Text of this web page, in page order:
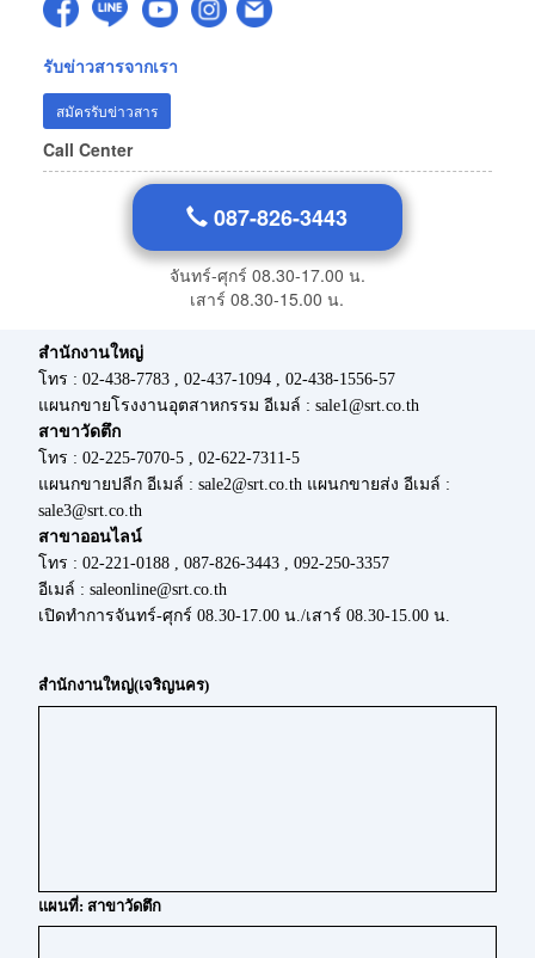
รับข่าวสารจากเรา
สมัครรับข่าวสาร
Call Center
087-826-3443
จันทร์-ศุกร์ 08.30-17.00 น.
เสาร์ 08.30-15.00 น.
สำนักงานใหญ่
โทร : 02-438-7783 , 02-437-1094 , 02-438-1556-57
แผนกขายโรงงานอุตสาหกรรม อีเมล์ : sale1@srt.co.th
สาขาวัดตึก
โทร : 02-225-7070-5 , 02-622-7311-5
แผนกขายปลีก อีเมล์ : sale2@srt.co.th แผนกขายส่ง อีเมล์ :
sale3@srt.co.th
สาขาออนไลน์
โทร : 02-221-0188 , 087-826-3443 , 092-250-3357
อีเมล์ : saleonline@srt.co.th
เปิดทำการจันทร์-ศุกร์ 08.30-17.00 น./เสาร์ 08.30-15.00 น.
สำนักงานใหญ่(เจริญนคร)
แผนที่: สาขาวัดตึก